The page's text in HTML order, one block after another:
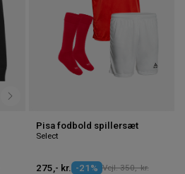
Pisa fodbold spillersæt
Select
275,- kr. -21% Vejl. 350,- kr.